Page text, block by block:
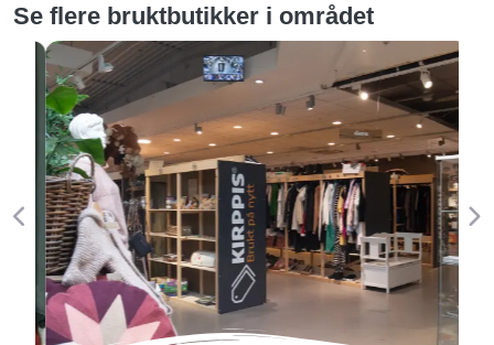
Se flere bruktbutikker i området
Forige